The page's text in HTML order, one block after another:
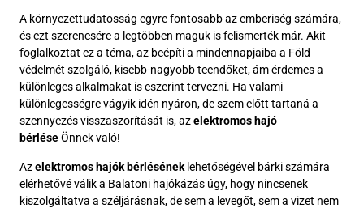
A környezettudatosság egyre fontosabb az emberiség számára,
és ezt szerencsére a legtöbben maguk is felismerték már. Akit
foglalkoztat ez a téma, az beépíti a mindennapjaiba a Föld
védelmét szolgáló, kisebb-nagyobb teendőket, ám érdemes a
különleges alkalmakat is eszerint tervezni. Ha valami
különlegességre vágyik idén nyáron, de szem előtt tartaná a
szennyezés visszaszorítását is, azelektromos hajó
bérléseÖnnek való!
Azelektromos hajók bérlésének lehetőségével bárki számára
elérhetővé válik a Balatoni hajókázás úgy, hogy nincsenek
kiszolgáltatva a széljárásnak, de sem a levegőt, sem a vizet nem